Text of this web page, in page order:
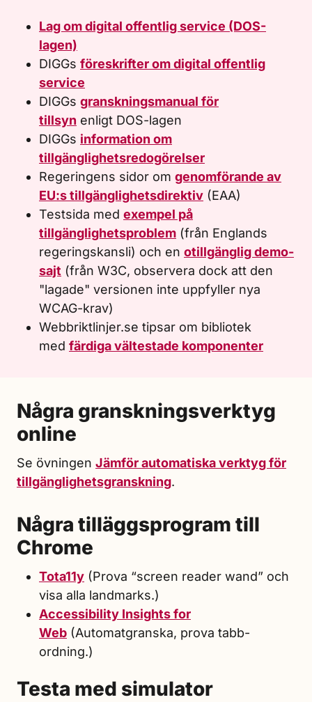
Lag om digital offentlig service (DOS-
lagen)
DIGGs föreskrifter om digital offentlig
service
DIGGs granskningsmanual för
tillsyn enligt DOS-lagen
DIGGs information om
tillgänglighetsredogörelser
Regeringens sidor om genomförande av
EU:s tillgänglighetsdirektiv (EAA)
Testsida med exempel på
tillgänglighetsproblem (från Englands
regeringskansli) och en otillgänglig demo-
sajt (från W3C, observera dock att den
"lagade" versionen inte uppfyller nya
WCAG-krav)
Webbriktlinjer.se tipsar om bibliotek
med färdiga vältestade komponenter
Några granskningsverktyg
online
Se övningen Jämför automatiska verktyg för
tillgänglighetsgranskning.
Några tilläggsprogram till
Chrome
Tota11y (Prova “screen reader wand” och
visa alla landmarks.)
Accessibility Insights for
Web (Automatgranska, prova tabb-
ordning.)
Testa med simulator